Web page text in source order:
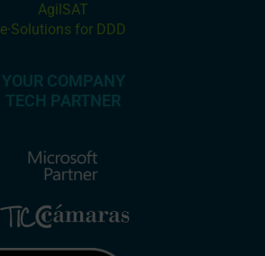
AgilSAT
e·Solutions for DDD
YOUR COMPANY
TECH PARTNER